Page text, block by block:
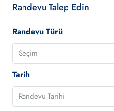
Randevu Talep Edin
Randevu Türü
Seçim
Tarih
Randevu Tarihi